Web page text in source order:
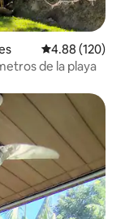
Calificación
4.88 (120)
de la playa